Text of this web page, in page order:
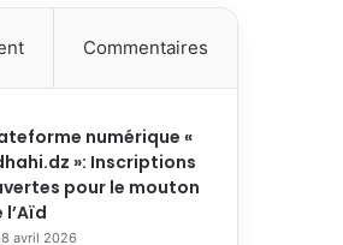
Commentaires
numérique «
»: Inscriptions
pour le mouton
l’Aïd
avril 2026